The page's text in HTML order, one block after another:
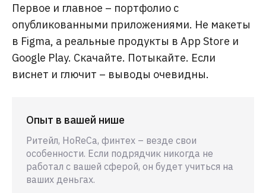
Первое и главное – портфолио с
опубликованными приложениями. Не макеты
в Figma, а реальные продукты в App Store и
Google Play. Скачайте. Потыкайте. Если
виснет и глючит – выводы очевидны.
Опыт в вашей нише
Ритейл, HoReCa, финтех – везде свои
особенности. Если подрядчик никогда не
работал с вашей сферой, он будет учиться на
ваших деньгах.